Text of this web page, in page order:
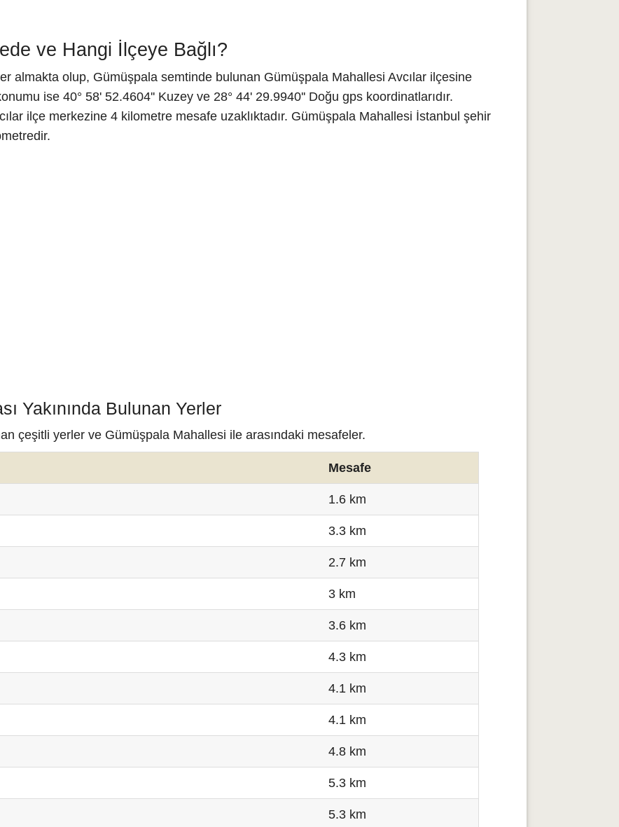
ve Hangi İlçeye Bağlı?
almakta olup, Gümüşpala semtinde bulunan Gümüşpala Mahallesi Avcılar ilçesine
ise 40° 58' 52.4604'' Kuzey ve 28° 44' 29.9940'' Doğu gps koordinatlarıdır.
ilçe merkezine 4 kilometre mesafe uzaklıktadır. Gümüşpala Mahallesi İstanbul şehir
Yakınında Bulunan Yerler
çeşitli yerler ve Gümüşpala Mahallesi ile arasındaki mesafeler.
Mesafe
1.6 km
3.3 km
2.7 km
3 km
3.6 km
4.3 km
4.1 km
4.1 km
4.8 km
5.3 km
5.3 km